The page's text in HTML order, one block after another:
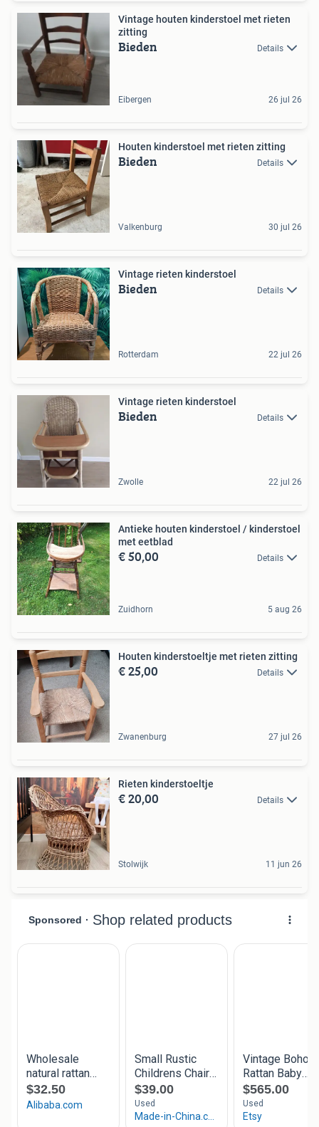
Vintage houten kinderstoel met rieten
zitting
Bieden Details
Eibergen 26 jul 26
Houten kinderstoel met rieten zitting
Bieden Details
Valkenburg 30 jul 26
Vintage rieten kinderstoel
Bieden Details
Rotterdam 22 jul 26
Vintage rieten kinderstoel
Bieden Details
Zwolle 22 jul 26
Antieke houten kinderstoel / kinderstoel
met eetblad
€ 50,00 Details
Zuidhorn 5 aug 26
Houten kinderstoeltje met rieten zitting
€ 25,00 Details
Zwanenburg 27 jul 26
Rieten kinderstoeltje
€ 20,00 Details
Stolwijk 11 jun 26